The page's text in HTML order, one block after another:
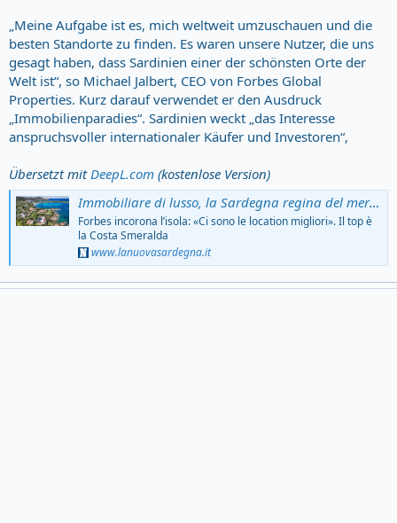
„Meine Aufgabe ist es, mich weltweit umzuschauen und die
besten Standorte zu finden. Es waren unsere Nutzer, die uns
gesagt haben, dass Sardinien einer der schönsten Orte der
Welt ist“, so Michael Jalbert, CEO von Forbes Global
Properties. Kurz darauf verwendet er den Ausdruck
„Immobilienparadies“. Sardinien weckt „das Interesse
anspruchsvoller internationaler Käufer und Investoren“,
Übersetzt mit DeepL.com (kostenlose Version)
Immobiliare di lusso, la Sardegna regina del mercato: è la meta più ricercata d'Europa – quanto valgono le ville
Forbes incorona l’isola: «Ci sono le location migliori». Il top è
la Costa Smeralda
www.lanuovasardegna.it